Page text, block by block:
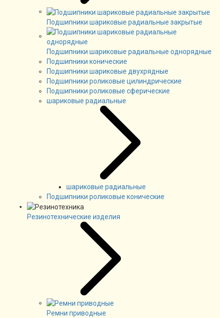
Подшипники шариковые радиальные закрытые
Подшипники шариковые радиальные однорядные
Подшипники конические
Подшипники шариковые двухрядные
Подшипники роликовые цилиндрические
Подшипники роликовые сферические
шариковые радиальные
шариковые радиальные
Подшипники роликовые конические
Резинотехнические изделия
Ремни приводные